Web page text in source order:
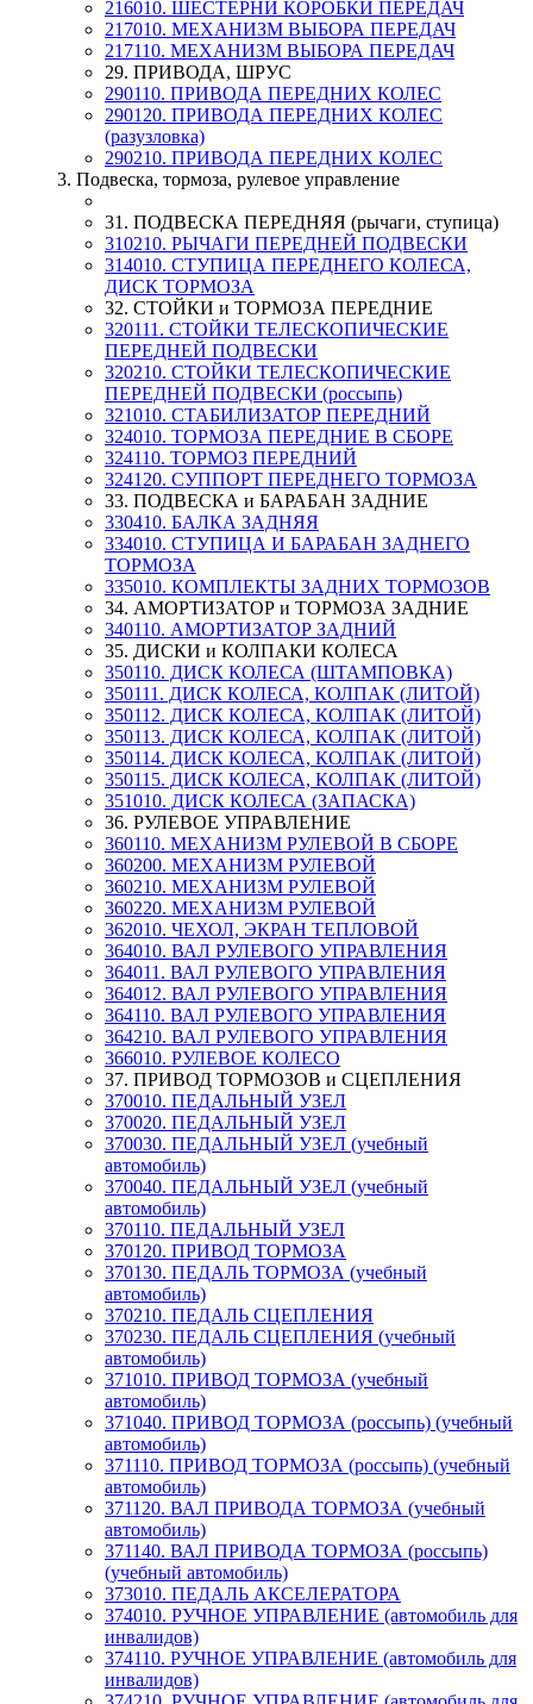
216010. ШЕСТЕРНИ КОРОБКИ ПЕРЕДАЧ
217010. МЕХАНИЗМ ВЫБОРА ПЕРЕДАЧ
217110. МЕХАНИЗМ ВЫБОРА ПЕРЕДАЧ
29. ПРИВОДА, ШРУС
290110. ПРИВОДА ПЕРЕДНИХ КОЛЕС
290120. ПРИВОДА ПЕРЕДНИХ КОЛЕС
(разузловка)
290210. ПРИВОДА ПЕРЕДНИХ КОЛЕС
3. Подвеска, тормоза, рулевое управление
31. ПОДВЕСКА ПЕРЕДНЯЯ (рычаги, ступица)
310210. РЫЧАГИ ПЕРЕДНЕЙ ПОДВЕСКИ
314010. СТУПИЦА ПЕРЕДНЕГО КОЛЕСА,
ДИСК ТОРМОЗА
32. СТОЙКИ и ТОРМОЗА ПЕРЕДНИЕ
320111. СТОЙКИ ТЕЛЕСКОПИЧЕСКИЕ
ПЕРЕДНЕЙ ПОДВЕСКИ
320210. СТОЙКИ ТЕЛЕСКОПИЧЕСКИЕ
ПЕРЕДНЕЙ ПОДВЕСКИ (россыпь)
321010. СТАБИЛИЗАТОР ПЕРЕДНИЙ
324010. ТОРМОЗА ПЕРЕДНИЕ В СБОРЕ
324110. ТОРМОЗ ПЕРЕДНИЙ
324120. СУППОРТ ПЕРЕДНЕГО ТОРМОЗА
33. ПОДВЕСКА и БАРАБАН ЗАДНИЕ
330410. БАЛКА ЗАДНЯЯ
334010. СТУПИЦА И БАРАБАН ЗАДНЕГО
ТОРМОЗА
335010. КОМПЛЕКТЫ ЗАДНИХ ТОРМОЗОВ
34. АМОРТИЗАТОР и ТОРМОЗА ЗАДНИЕ
340110. АМОРТИЗАТОР ЗАДНИЙ
35. ДИСКИ и КОЛПАКИ КОЛЕСА
350110. ДИСК КОЛЕСА (ШТАМПОВКА)
350111. ДИСК КОЛЕСА, КОЛПАК (ЛИТОЙ)
350112. ДИСК КОЛЕСА, КОЛПАК (ЛИТОЙ)
350113. ДИСК КОЛЕСА, КОЛПАК (ЛИТОЙ)
350114. ДИСК КОЛЕСА, КОЛПАК (ЛИТОЙ)
350115. ДИСК КОЛЕСА, КОЛПАК (ЛИТОЙ)
351010. ДИСК КОЛЕСА (ЗАПАСКА)
36. РУЛЕВОЕ УПРАВЛЕНИЕ
360110. МЕХАНИЗМ РУЛЕВОЙ В СБОРЕ
360200. МЕХАНИЗМ РУЛЕВОЙ
360210. МЕХАНИЗМ РУЛЕВОЙ
360220. МЕХАНИЗМ РУЛЕВОЙ
362010. ЧЕХОЛ, ЭКРАН ТЕПЛОВОЙ
364010. ВАЛ РУЛЕВОГО УПРАВЛЕНИЯ
364011. ВАЛ РУЛЕВОГО УПРАВЛЕНИЯ
364012. ВАЛ РУЛЕВОГО УПРАВЛЕНИЯ
364110. ВАЛ РУЛЕВОГО УПРАВЛЕНИЯ
364210. ВАЛ РУЛЕВОГО УПРАВЛЕНИЯ
366010. РУЛЕВОЕ КОЛЕСО
37. ПРИВОД ТОРМОЗОВ и СЦЕПЛЕНИЯ
370010. ПЕДАЛЬНЫЙ УЗЕЛ
370020. ПЕДАЛЬНЫЙ УЗЕЛ
370030. ПЕДАЛЬНЫЙ УЗЕЛ (учебный
автомобиль)
370040. ПЕДАЛЬНЫЙ УЗЕЛ (учебный
автомобиль)
370110. ПЕДАЛЬНЫЙ УЗЕЛ
370120. ПРИВОД ТОРМОЗА
370130. ПЕДАЛЬ ТОРМОЗА (учебный
автомобиль)
370210. ПЕДАЛЬ СЦЕПЛЕНИЯ
370230. ПЕДАЛЬ СЦЕПЛЕНИЯ (учебный
автомобиль)
371010. ПРИВОД ТОРМОЗА (учебный
автомобиль)
371040. ПРИВОД ТОРМОЗА (россыпь) (учебный
автомобиль)
371110. ПРИВОД ТОРМОЗА (россыпь) (учебный
автомобиль)
371120. ВАЛ ПРИВОДА ТОРМОЗА (учебный
автомобиль)
371140. ВАЛ ПРИВОДА ТОРМОЗА (россыпь)
(учебный автомобиль)
373010. ПЕДАЛЬ АКСЕЛЕРАТОРА
374010. РУЧНОЕ УПРАВЛЕНИЕ (автомобиль для
инвалидов)
374110. РУЧНОЕ УПРАВЛЕНИЕ (автомобиль для
инвалидов)